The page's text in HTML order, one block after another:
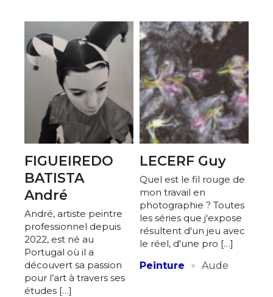
FIGUEIREDO
BATISTA
André
André, artiste peintre
professionnel depuis
2022, est né au
Portugal où il a
découvert sa passion
pour l’art à travers ses
études […]
LECERF Guy
Quel est le fil rouge de
mon travail en
photographie ? Toutes
les séries que j'expose
résultent d'un jeu avec
le réel, d'une pro […]
Peinture
· Aude